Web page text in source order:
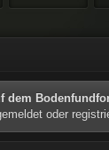
dem
oder